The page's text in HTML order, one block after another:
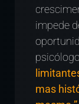
impede
mas